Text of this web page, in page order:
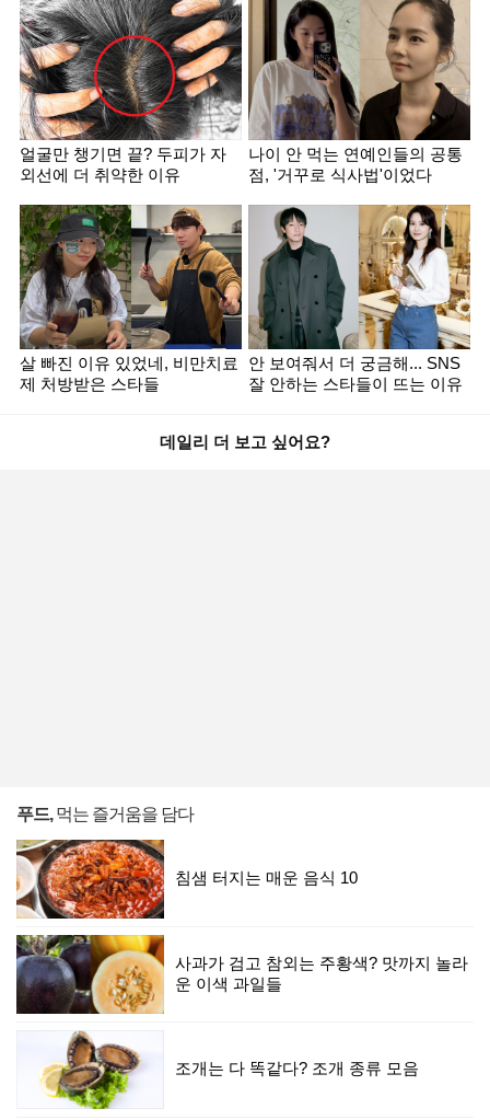
얼굴만 챙기면 끝? 두피가 자
외선에 더 취약한 이유
나이 안 먹는 연예인들의 공통
점, '거꾸로 식사법'이었다
살 빠진 이유 있었네, 비만치료
제 처방받은 스타들
안 보여줘서 더 궁금해... SNS
잘 안하는 스타들이 뜨는 이유
데일리 더 보고 싶어요?
푸드,먹는 즐거움을 담다
침샘 터지는 매운 음식 10
사과가 검고 참외는 주황색? 맛까지 놀라
운 이색 과일들
조개는 다 똑같다? 조개 종류 모음